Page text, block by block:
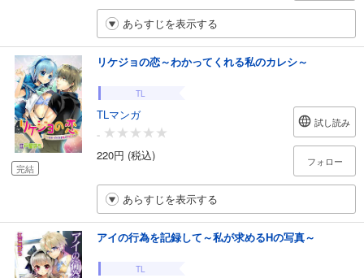
あらすじを表示する
完結
リケジョの恋～わかってくれる私のカレシ～
TL
TLマンガ
-
220円 (税込)
試し読み
フォロー
あらすじを表示する
アイの行為を記録して～私が求めるHの写真～
TL